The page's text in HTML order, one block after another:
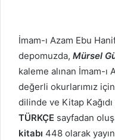
İmam-ı Azam Ebu
depomuzda, Mürsel
kaleme alınan İmam-ı
değerli okurlarımız
dilinde ve Kitap Kağıdı
TÜRKÇE sayfadan
kitabı 448 olarak